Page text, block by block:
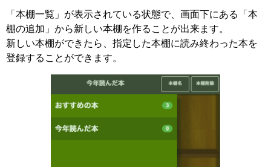
「本棚一覧」が表示されている状態で、画面下にある「本
棚の追加」から新しい本棚を作ることが出来ます。
新しい本棚ができたら、指定した本棚に読み終わった本を
登録することができます。